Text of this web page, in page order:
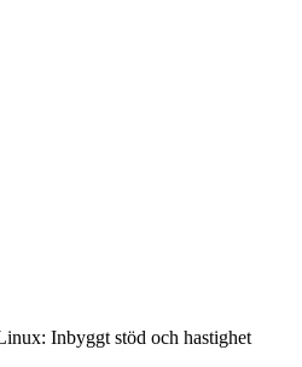
Inbyggt stöd och hastighet